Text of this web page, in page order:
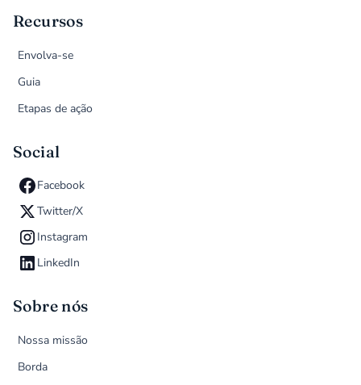
Recursos
Envolva-se
Guia
Etapas de ação
Social
Facebook
Twitter/X
Instagram
LinkedIn
Sobre nós
Nossa missão
Borda